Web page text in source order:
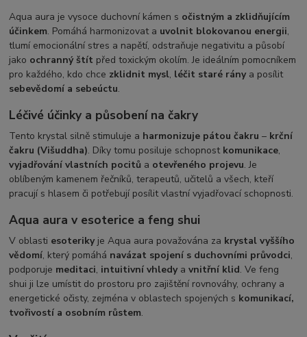
Aqua aura je vysoce duchovní kámen s očistným a zklidňujícím
účinkem. Pomáhá harmonizovat a uvolnit blokovanou energii,
tlumí emocionální stres a napětí, odstraňuje negativitu a působí
jako ochranný štít před toxickým okolím. Je ideálním pomocníkem
pro každého, kdo chce zklidnit mysl, léčit staré ránya posílit
sebevědomí a sebeúctu.
Léčivé účinky a působení na čakry
Tento krystal silně stimuluje a harmonizuje pátou čakru – krční
čakru (Višuddha). Díky tomu posiluje schopnost komunikace,
vyjadřování vlastních pocitů a otevřeného projevu. Je
oblíbeným kamenem řečníků, terapeutů, učitelů a všech, kteří
pracují s hlasem či potřebují posílit vlastní vyjadřovací schopnosti.
Aqua aura v esoterice a feng shui
V oblasti esoterikyje Aqua aura považována za krystal vyššího
vědomí, který pomáhá navázat spojení s duchovními průvodci,
podporuje meditaci, intuitivní vhledyavnitřní klid. Ve feng
shui ji lze umístit do prostoru pro zajištění rovnováhy, ochrany a
energetické očisty, zejména v oblastech spojených s komunikací,
tvořivostí a osobním růstem.